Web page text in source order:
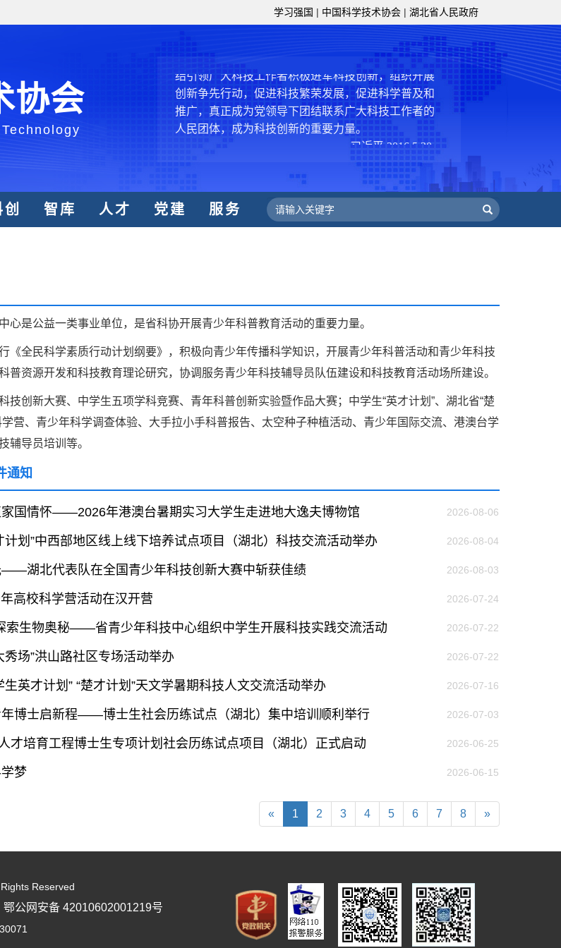
学习强国 | 中国科学技术协会 | 湖北省人民政府
协会
创新驱动发展服务、为提高全民科学素质服务、为党
和政府科学决策服务的职责定位,推动开放型、枢纽
型、平台型科协组织建设，接长手臂，扎根基层，团
结引领广大科技工作者积极进军科技创新，组织开展
创新争先行动，促进科技繁荣发展，促进科学普及和
推广，真正成为党领导下团结联系广大科技工作者的
人民团体，成为科技创新的重要力量。
——习近平 2016.5.30
中国科协要肩负起党和政府联系科技工作者桥梁
和纽带的职责，坚持为科技工作者服务、为创新驱动
发展服务、为提高全民科学素质服务、为党和政府科
类命运共同体作出更大贡献。 ——习近平 2021.5.28
创新驱动发展服务、为提高全民科学素质服务、为党
和政府科学决策服务的职责定位,推动开放型、枢纽
结引领广大科技工作者积极进军科技创新，组织开展
创新争先行动，促进科技繁荣发展，促进科学普及和
中国科协要肩负起党和政府联系科技工作者桥梁
和纽带的职责，坚持为科技工作者服务、为创新驱动
发展服务、为提高全民科学素质服务、为党和政府科
学决策服务，更广泛地把广大科技工作者团结在党的
合作，为全面建设社会主义现代化国家、推动构建人
类命运共同体作出更大贡献。
——习近平 2021.5.28
智库 人才 党建 服务
心是公益一类事业单位，是省科协开展青少年科普教育活动的重要力量。
《全民科学素质行动计划纲要》，积极向青少年传播科学知识，开展青少年科普活动和青少年科技
普资源开发和科技教育理论研究，协调服务青少年科技辅导员队伍建设和科技教育活动场所建设。
技创新大赛、中学生五项学科竞赛、青年科普创新实验暨作品大赛；中学生“英才计划”、湖北省“楚
营、青少年科学调查体验、大手拉小手科普报告、太空种子种植活动、青少年国际交流、港澳台学
辅导员培训等。
通知
国情怀——2026年港澳台暑期实习大学生走进地大逸夫博物馆 2026-08-06
计划”中西部地区线上线下培养试点项目（湖北）科技交流活动举办 2026-08-04
湖北代表队在全国青少年科技创新大赛中斩获佳绩 2026-08-03
高校科学营活动在汉开营 2026-07-24
索生物奥秘——省青少年科技中心组织中学生开展科技实践交流活动 2026-07-22
秀场”洪山路社区专场活动举办 2026-07-22
生英才计划” “楚才计划”天文学暑期科技人文交流活动举办 2026-07-16
博士启新程——博士生社会历练试点（湖北）集中培训顺利举行 2026-07-03
才培育工程博士生专项计划社会历练试点项目（湖北）正式启动 2026-06-25
梦 2026-06-15
« 1 2 3 4 5 6 7 8 »
Reserved
鄂公网安备 42010602001219号